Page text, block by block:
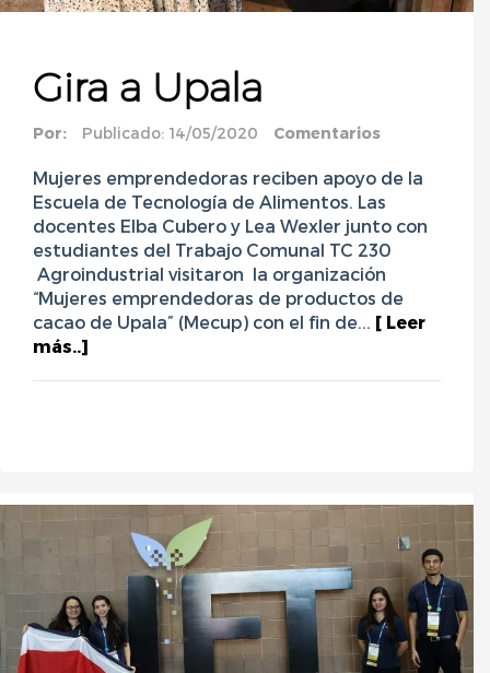
Gira a Upala
Por: Publicado: 14/05/2020 Comentarios
Mujeres emprendedoras reciben apoyo de la
Escuela de Tecnología de Alimentos. Las
docentes Elba Cubero y Lea Wexler junto con
estudiantes del Trabajo Comunal TC 230
Agroindustrial visitaron la organización
“Mujeres emprendedoras de productos de
cacao de Upala” (Mecup) con el fin de... [ Leer
más..]